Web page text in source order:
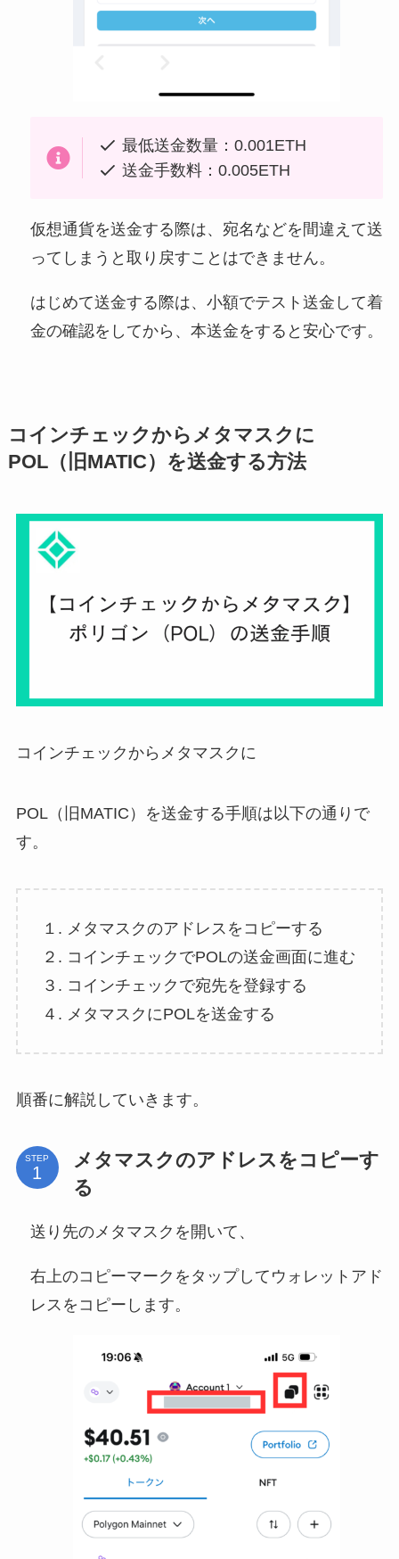
最低送金数量：0.001ETH
送金手数料：0.005ETH
仮想通貨を送金する際は、宛名などを間違えて送
ってしまうと取り戻すことはできません。
はじめて送金する際は、小額でテスト送金して着
金の確認をしてから、本送金をすると安心です。
コインチェックからメタマスクに
POL（旧MATIC）を送金する方法
コインチェックからメタマスクに
POL（旧MATIC）を送金する手順は以下の通りで
す。
１. メタマスクのアドレスをコピーする
２. コインチェックでPOLの送金画面に進む
３. コインチェックで宛先を登録する
４. メタマスクにPOLを送金する
順番に解説していきます。
STEP
メタマスクのアドレスをコピーす
る
送り先のメタマスクを開いて、
右上のコピーマークをタップしてウォレットアド
レスをコピーします。